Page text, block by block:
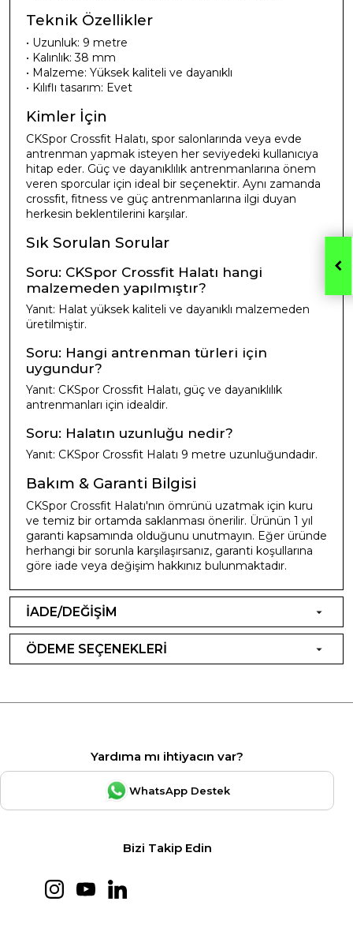
Teknik Özellikler
• Uzunluk: 9 metre
• Kalınlık: 38 mm
• Malzeme: Yüksek kaliteli ve dayanıklı
• Kılıflı tasarım: Evet
Kimler İçin
CKSpor Crossfit Halatı, spor salonlarında veya evde
antrenman yapmak isteyen her seviyedeki kullanıcıya
hitap eder. Güç ve dayanıklılık antrenmanlarına önem
veren sporcular için ideal bir seçenektir. Aynı zamanda
crossfit, fitness ve güç antrenmanlarına ilgi duyan
herkesin beklentilerini karşılar.
Sık Sorulan Sorular
Soru: CKSpor Crossfit Halatı hangi
malzemeden yapılmıştır?
Yanıt: Halat yüksek kaliteli ve dayanıklı malzemeden
üretilmiştir.
Soru: Hangi antrenman türleri için
uygundur?
Yanıt: CKSpor Crossfit Halatı, güç ve dayanıklılık
antrenmanları için idealdir.
Soru: Halatın uzunluğu nedir?
Yanıt: CKSpor Crossfit Halatı 9 metre uzunluğundadır.
Bakım & Garanti Bilgisi
CKSpor Crossfit Halatı'nın ömrünü uzatmak için kuru
ve temiz bir ortamda saklanması önerilir. Ürünün 1 yıl
garanti kapsamında olduğunu unutmayın. Eğer üründe
herhangi bir sorunla karşılaşırsanız, garanti koşullarına
göre iade veya değişim hakkınız bulunmaktadır.
İADE/DEĞİŞİM
ÖDEME SEÇENEKLERİ
Yardıma mı ihtiyacın var?
WhatsApp Destek
Bizi Takip Edin